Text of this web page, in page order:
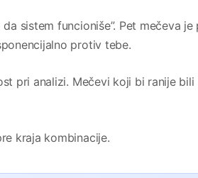
sistem funcioniše”. Pet mečeva je
protiv tebe.
pri analizi. Mečevi koji bi ranije bili
kraja kombinacije.